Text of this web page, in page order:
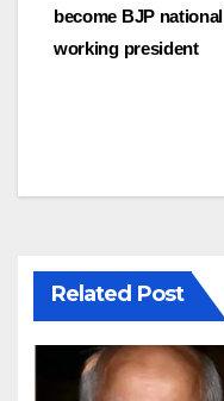
become BJP national
working president
Related Post